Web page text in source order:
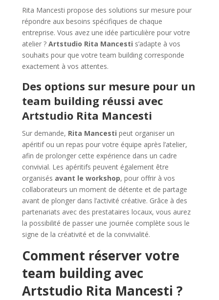
Rita Mancesti propose des solutions sur mesure pour
répondre aux besoins spécifiques de chaque
entreprise. Vous avez une idée particulière pour votre
atelier ? Artstudio Rita Mancesti s’adapte à vos
souhaits pour que votre team building corresponde
exactement à vos attentes.
Des options sur mesure pour un
team building réussi avec
Artstudio Rita Mancesti
Sur demande, Rita Mancesti peut organiser un
apéritif ou un repas pour votre équipe après l’atelier,
afin de prolonger cette expérience dans un cadre
convivial. Les apéritifs peuvent également être
organisés avant le workshop, pour offrir à vos
collaborateurs un moment de détente et de partage
avant de plonger dans l’activité créative. Grâce à des
partenariats avec des prestataires locaux, vous aurez
la possibilité de passer une journée complète sous le
signe de la créativité et de la convivialité.
Comment réserver votre
team building avec
Artstudio Rita Mancesti ?